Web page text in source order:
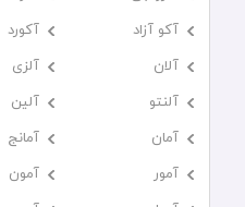
آکو آزاد
آکورد
آلان
آلزی
آلنتو
آلین
آمان
آمانج
آمور
آمون